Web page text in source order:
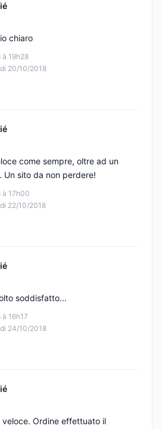
19h28
20/10/2018
chiaro
à 17h00
22/10/2018
come sempre, oltre ad un
Un sito da non perdere!
16h17
24/10/2018
soddisfatto...
Ordine effettuato il